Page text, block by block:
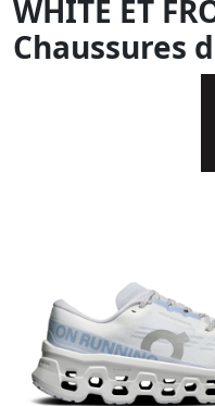
WHITE ET
Chaussures